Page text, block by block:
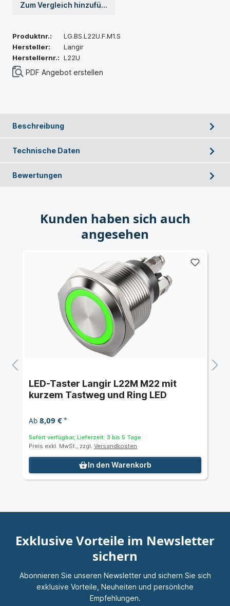
Zum Vergleich hinzufügen
Produktnr.:
LG.BS.L22U.F.M1.S
Hersteller:
Langir
Herstellernr.: L22U
PDF Angebot erstellen
Kunden haben sich auch
angesehen
LED-Taster Langir L22M M22 mit
kurzem Tastweg und Ring LED
Ab 8,09 €*
Sofort verfügbar, Lieferzeit: 3 bis 5 Tage
Preis exkl. MwSt., zzgl. Versandkosten
In den Warenkorb
Beschreibung
Technische Daten
Bewertungen
Exklusive Vorteile im Newsletter
sichern
Abonnieren Sie unseren Newsletter und sichern Sie sich
exklusive Vorteile, Neuheiten und persönliche
Empfehlungen.